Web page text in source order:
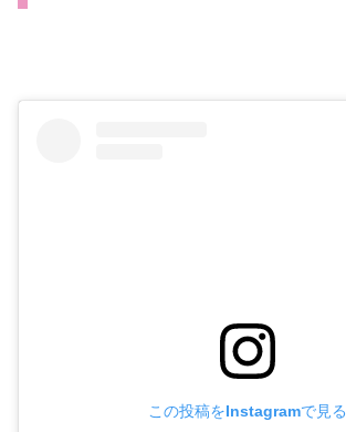
この投稿をInstagramで見る